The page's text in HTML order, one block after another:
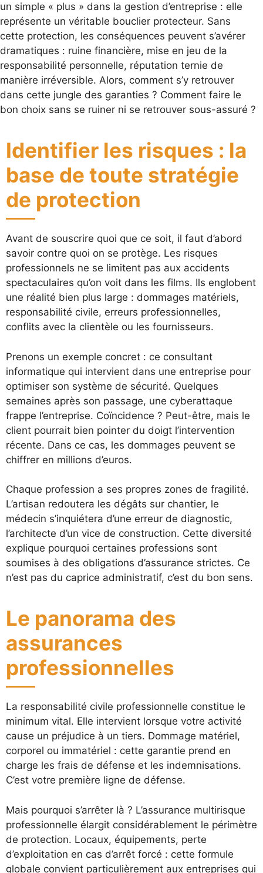
un simple « plus » dans la gestion d’entreprise : elle
représente un véritable bouclier protecteur. Sans
cette protection, les conséquences peuvent s’avérer
dramatiques : ruine financière, mise en jeu de la
responsabilité personnelle, réputation ternie de
manière irréversible. Alors, comment s’y retrouver
dans cette jungle des garanties ? Comment faire le
bon choix sans se ruiner ni se retrouver sous-assuré ?
Identifier les risques : la
base de toute stratégie
de protection
Avant de souscrire quoi que ce soit, il faut d’abord
savoir contre quoi on se protège. Les risques
professionnels ne se limitent pas aux accidents
spectaculaires qu’on voit dans les films. Ils englobent
une réalité bien plus large : dommages matériels,
responsabilité civile, erreurs professionnelles,
conflits avec la clientèle ou les fournisseurs.
Prenons un exemple concret : ce consultant
informatique qui intervient dans une entreprise pour
optimiser son système de sécurité. Quelques
semaines après son passage, une cyberattaque
frappe l’entreprise. Coïncidence ? Peut-être, mais le
client pourrait bien pointer du doigt l’intervention
récente. Dans ce cas, les dommages peuvent se
chiffrer en millions d’euros.
Chaque profession a ses propres zones de fragilité.
L’artisan redoutera les dégâts sur chantier, le
médecin s’inquiétera d’une erreur de diagnostic,
l’architecte d’un vice de construction. Cette diversité
explique pourquoi certaines professions sont
soumises à des obligations d’assurance strictes. Ce
n’est pas du caprice administratif, c’est du bon sens.
Le panorama des
assurances
professionnelles
La responsabilité civile professionnelle constitue le
minimum vital. Elle intervient lorsque votre activité
cause un préjudice à un tiers. Dommage matériel,
corporel ou immatériel : cette garantie prend en
charge les frais de défense et les indemnisations.
C’est votre première ligne de défense.
Mais pourquoi s’arrêter là ? L’assurance multirisque
professionnelle élargit considérablement le périmètre
de protection. Locaux, équipements, perte
d’exploitation en cas d’arrêt forcé : cette formule
globale convient particulièrement aux entreprises qui